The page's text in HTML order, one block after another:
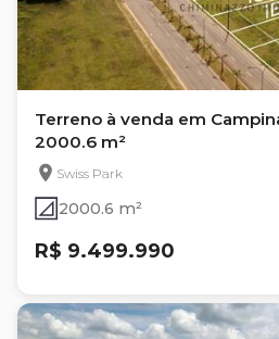
Terreno à venda em
2000.6 m²
Swiss Park
2000.6 m²
R$ 9.499.990